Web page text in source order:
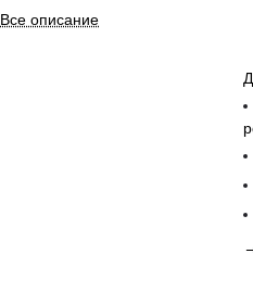
регулировкой мощности для
комфортного обогрева на
Все описание